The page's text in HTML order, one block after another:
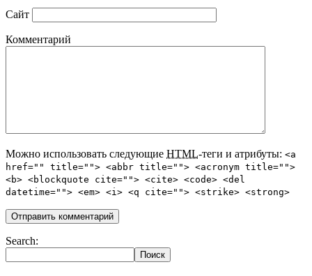
Сайт
Комментарий
Можно использовать следующие HTML-теги и атрибуты: <a
href="" title=""> <abbr title=""> <acronym title="">
<b> <blockquote cite=""> <cite> <code> <del
datetime=""> <em> <i> <q cite=""> <strike> <strong>
Search: